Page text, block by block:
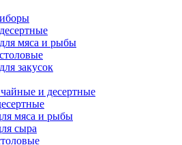
мяса и рыбы
закусок
и десертные
мяса и рыбы
сыра